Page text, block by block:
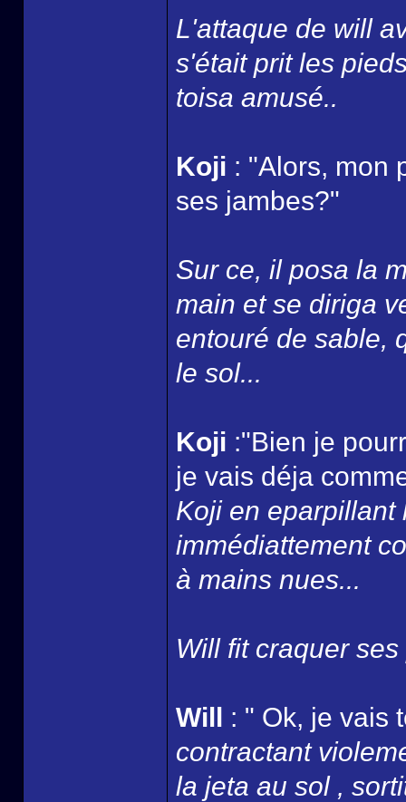
L'attaque de will
s'était prit les
toisa amusé..
Koji : "Alors, mon
ses jambes?"
Sur ce, il posa la
main et se diriga
entouré de sable,
le sol...
Koji :"Bien je
je vais déja
Koji en eparpillant
immédiattement
à mains nues...
Will fit craquer
Will : " Ok, je vais
contractant
la jeta au sol ,